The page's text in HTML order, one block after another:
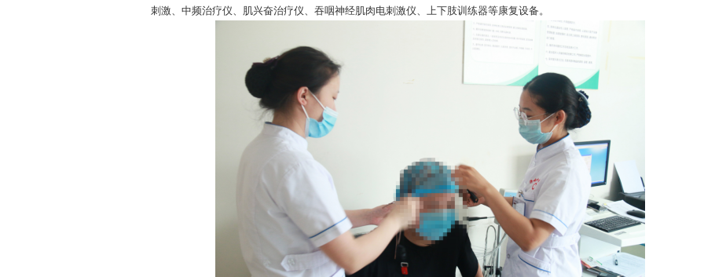
刺激、中频治疗仪、肌兴奋治疗仪、吞咽神经肌肉电刺激仪、上下肢训练器等康复设备。